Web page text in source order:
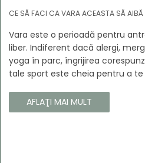
CE SĂ FACI CA VARA ACEASTA SĂ AIBĂ
Vara este o perioadă pentru
liber. Indiferent dacă alergi,
yoga în parc, îngrijirea
tale sport este cheia pentru a
cum să vă îngrijiți corect
să își păstreze proprietățile chiar
AFLAŢI MAI MULT